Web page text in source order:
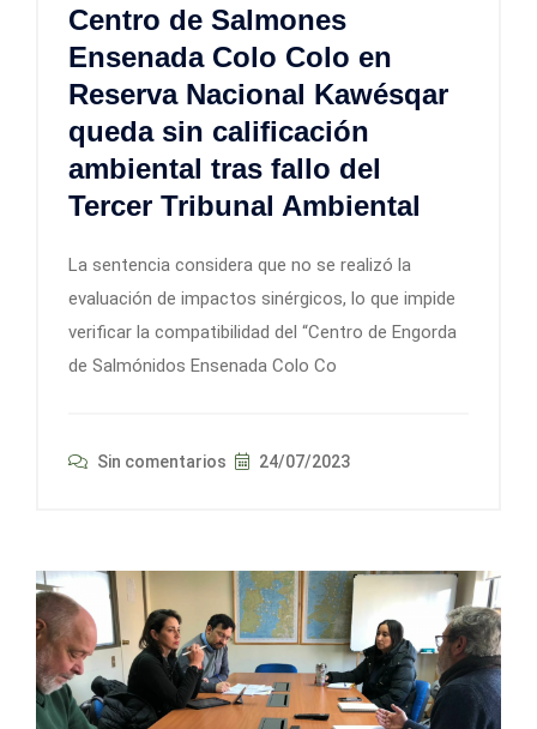
Centro de Salmones
Ensenada Colo Colo en
Reserva Nacional Kawésqar
queda sin calificación
ambiental tras fallo del
Tercer Tribunal Ambiental
La sentencia considera que no se realizó la
evaluación de impactos sinérgicos, lo que impide
verificar la compatibilidad del “Centro de Engorda
de Salmónidos Ensenada Colo Co
Sin comentarios 24/07/2023